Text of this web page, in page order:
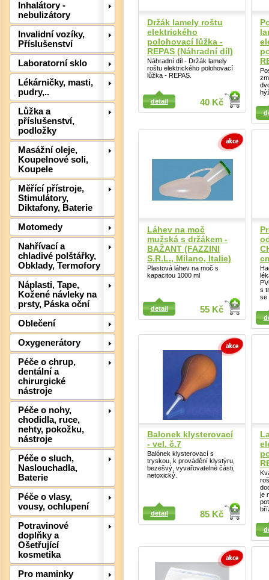
Inhalátory -
nebulizátory
Invalidní vozíky,
Příslušenství
Laboratorní sklo
Lékárničky, masti,
pudry,..
Lůžka a
příslušenství,
podložky
Masážní oleje,
Koupelnové soli,
Koupele
Měřící přístroje,
Stimulátory,
Diktafony, Baterie
Motomedy
Nahřívací a
chladivé polštářky,
Obklady, Termofory
Náplasti, Tape,
Kožené návleky na
prsty, Páska oční
Oblečení
Oxygenerátory
Péče o chrup,
dentální a
chirurgické
nástroje
Péče o nohy,
chodidla, ruce,
nehty, pokožku,
nástroje
Péče o sluch,
Naslouchadla,
Baterie
Péče o vlasy,
vousy, ochlupení
Potravinové
doplňky a
Ošetřující
kosmetika
Pro maminky
Držák lamely roštu
elektrického
polohovací lůžka -
REPAS (Náhradní díl)
Náhradní díl - Držák lamely
roštu elektrického polohovací
lůžka - REPAS.
40 Kč
detail
Detail
Detail
Láhev na moč
mužská s držákem -
BAŽANT (FAZZINI
S.R.L., Milano, Italie)
Plastová láhev na moč s
kapacitou 1000 ml
55 Kč
detail
s
se
Detail
Detail
Balonek klysterovací
- vel. č.7
Balónek klysterovací s
tryskou, k provádění klystýru,
bezešvý, vyvařovatelné části,
netoxický.
85 Kč
detail
je
Detail
Detail